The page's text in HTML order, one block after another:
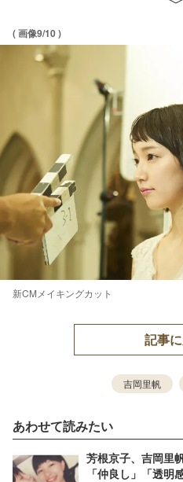
( 画像9/10 )
新CMメイキングカット
記事
吉岡里帆
あわせて読みたい
芳根京子、吉岡里
「仲良し」「透明